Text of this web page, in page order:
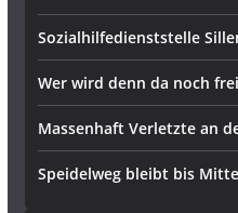
Sozialhilfedienststelle
Wer wird denn da noch
Massenhaft Verletzte an
Speidelweg bleibt bis